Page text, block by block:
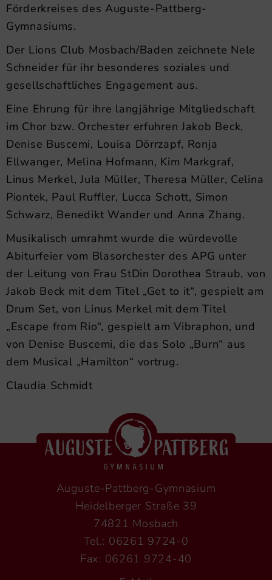
Förderkreises des Auguste-Pattberg-
Gymnasiums.
Der Lions Club Mosbach/Baden zeichnete Nele
Schneider für ihr besonderes soziales und
gesellschaftliches Engagement aus.
Eine Ehrung für ihre langjährige Mitgliedschaft
im Chor bzw. Orchester erfuhren Jakob Beck,
Denise Buscemi, Louisa Dörrzapf, Ronja
Ellwanger, Melina Hofmann, Kim Markgraf,
Linus Merkel, Jula Müller, Theresa Müller, Celina
Piontek, Paul Ruffler, Lucca Schott, Simon
Schwarz, Benedikt Wander und Anna Zhang.
Musikalisch umrahmt wurde die würdevolle
Abiturfeier vom Blasorchester des APG unter
der Leitung von Frau StDin Dorothea Straub, von
Jakob Beck mit dem Titel „Get to it“, gespielt am
Drum Set, von Linus Merkel mit dem Titel
„Escape from Rio“, gespielt am Vibraphon, und
von Denise Buscemi, die das Solo „Burn“ aus
dem Musical „Hamilton“ vortrug.
Claudia Schmidt
Auguste-Pattberg-Gymnasium
Heidelberger Straße 39
74821 Mosbach
Tel.: 06261 9724-0
Fax: 06261 9724-40